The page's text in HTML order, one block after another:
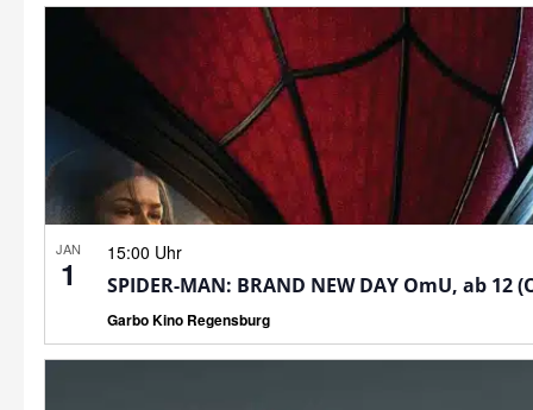
JAN
1
15:00 Uhr
SPIDER-MAN: BRAND NEW DAY OmU, ab 12
Garbo Kino Regensburg